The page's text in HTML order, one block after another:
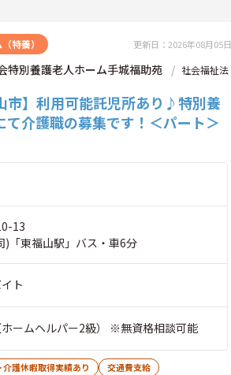
特養） 更新日：2026年08月05日
特別養護老人ホーム手城福助苑
社会福祉法
市】利用可能託児所あり♪特別養
て介護職の募集です！＜パート＞
13
)「東福山駅」バス・車6分
ト
ームヘルパー2級） ※無資格相談可能
介護休暇取得実績あり 交通費支給